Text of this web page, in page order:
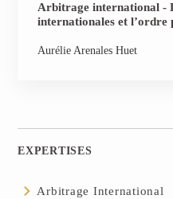
Arbitrage international -
internationales et
Aurélie Arenales Huet
EXPERTISES
Arbitrage International